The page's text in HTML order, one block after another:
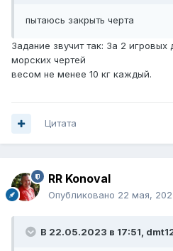
пытаюсь закрыть черта
Задание звучит так: За 2
морских чертей
весом не менее 10 кг каждый.
Цитата
RR Konoval
Опубликовано 22 мая,
В 22.05.2023 в 17:51,